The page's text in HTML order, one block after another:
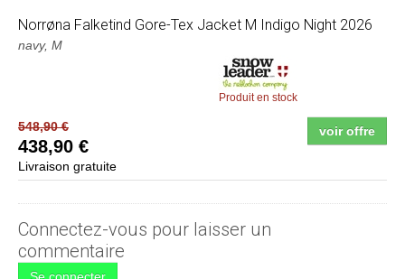
Norrøna Falketind Gore-Tex Jacket M Indigo Night 2026
navy, M
Produit en stock
548,90 €
438,90 €
Livraison gratuite
voir offre
Connectez-vous pour laisser un
commentaire